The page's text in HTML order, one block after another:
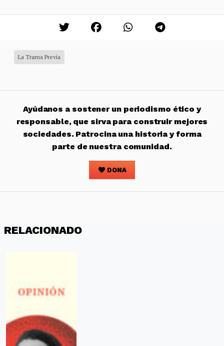
La Trama Previa
Ayúdanos a sostener un periodismo ético y
responsable, que sirva para construir mejores
sociedades. Patrocina una historia y forma
parte de nuestra comunidad.
DONA
RELACIONADO